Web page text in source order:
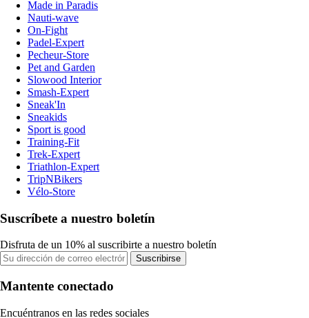
Made in Paradis
Nauti-wave
On-Fight
Padel-Expert
Pecheur-Store
Pet and Garden
Slowood Interior
Smash-Expert
Sneak'In
Sneakids
Sport is good
Training-Fit
Trek-Expert
Triathlon-Expert
TripNBikers
Vélo-Store
Suscríbete a nuestro boletín
Disfruta de un 10% al suscribirte a nuestro boletín
Suscribirse
Mantente conectado
Encuéntranos en las redes sociales